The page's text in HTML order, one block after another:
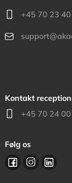
+45 70 23
Kontakt
+45 70 24
Følg os